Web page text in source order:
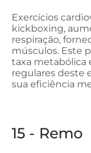
Exercícios
kickboxing,
respiração,
músculos. Este
taxa metabólica
regulares deste
sua eficiência
15 - Remo